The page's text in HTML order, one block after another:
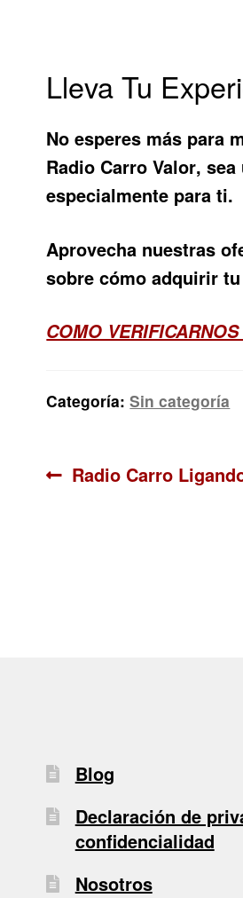
Lleva Tu
No esperes más para
Radio Carro Valor,
especialmente para ti.
Aprovecha nuestras
sobre cómo adquirir
COMO
Categoría:Sin categoría
Navegación
Anterior:
Radio Carro
Blog
Declaración de
confidencialidad
Nosotros